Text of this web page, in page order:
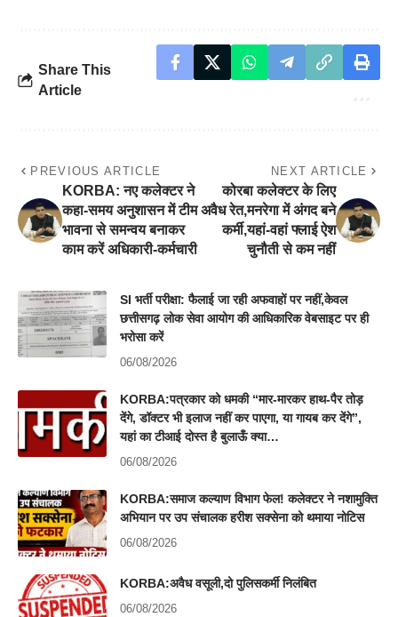
Share This
Article
PREVIOUS ARTICLE
KORBA: नए कलेक्टर ने
कहा-समय अनुशासन में टीम
भावना से समन्वय बनाकर
काम करें अधिकारी-कर्मचारी
NEXT ARTICLE
कोरबा कलेक्टर के लिए
अवैध रेत,मनरेगा में अंगद बने
कर्मी,यहां-वहां फ्लाई ऐश
चुनौती से कम नहीं
SI भर्ती परीक्षा: फैलाई जा रही अफवाहों पर नहीं,केवल
छत्तीसगढ़ लोक सेवा आयोग की आधिकारिक वेबसाइट पर ही
भरोसा करें
06/08/2026
KORBA:पत्रकार को धमकी “मार-मारकर हाथ-पैर तोड़
देंगे, डॉक्टर भी इलाज नहीं कर पाएगा, या गायब कर देंगे”,
यहां का टीआई दोस्त है बुलाऊँ क्या…
06/08/2026
KORBA:समाज कल्याण विभाग फेल! कलेक्टर ने नशामुक्ति
अभियान पर उप संचालक हरीश सक्सेना को थमाया नोटिस
06/08/2026
KORBA:अवैध वसूली,दो पुलिसकर्मी निलंबित
06/08/2026